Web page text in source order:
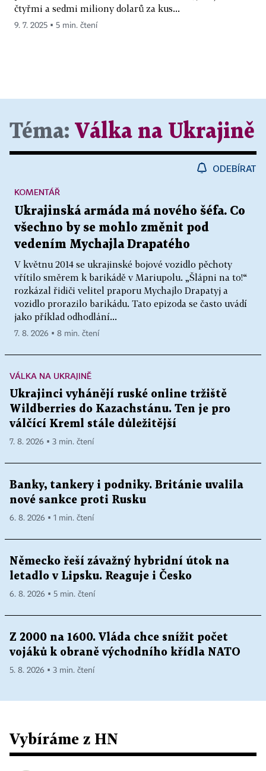
čtyřmi a sedmi miliony dolarů za kus...
9. 7. 2025 ▪ 5 min. čtení
Téma: Válka na Ukrajině
ODEBÍRAT
Ukrajinská armáda má nového šéfa. Co
všechno by se mohlo změnit pod
vedením Mychajla Drapatého
V květnu 2014 se ukrajinské bojové vozidlo pěchoty
vřítilo směrem k barikádě v Mariupolu. „Šlápni na to!“
rozkázal řidiči velitel praporu Mychajlo Drapatyj a
vozidlo prorazilo barikádu. Tato epizoda se často uvádí
jako příklad odhodlání...
KOMENTÁŘ
7. 8. 2026 ▪ 8 min. čtení
VÁLKA NA UKRAJINĚ
Ukrajinci vyhánějí ruské online tržiště
Wildberries do Kazachstánu. Ten je pro
válčící Kreml stále důležitější
7. 8. 2026 ▪ 3 min. čtení
Banky, tankery i podniky. Británie uvalila
nové sankce proti Rusku
6. 8. 2026 ▪ 1 min. čtení
Německo řeší závažný hybridní útok na
letadlo v Lipsku. Reaguje i Česko
6. 8. 2026 ▪ 5 min. čtení
Z 2000 na 1600. Vláda chce snížit počet
vojáků k obraně východního křídla NATO
5. 8. 2026 ▪ 3 min. čtení
Vybíráme z HN